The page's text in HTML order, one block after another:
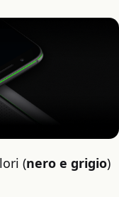
(nero e grigio)